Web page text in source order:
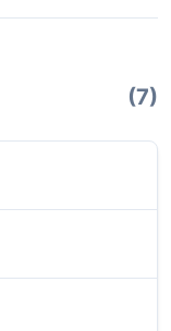
(7)